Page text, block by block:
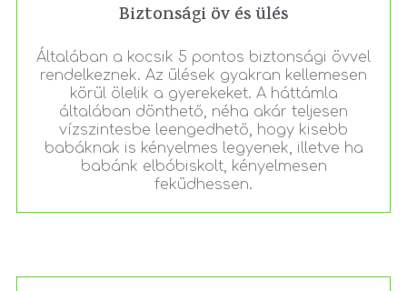
Biztonsági öv és ülés
Általában a kocsik 5 pontos biztonsági övvel
rendelkeznek. Az ülések gyakran kellemesen
körül ölelik a gyerekeket. A háttámla
általában dönthető, néha akár teljesen
vízszintesbe leengedhető, hogy kisebb
babáknak is kényelmes legyenek, illetve ha
babánk elbóbiskolt, kényelmesen
feküdhessen.